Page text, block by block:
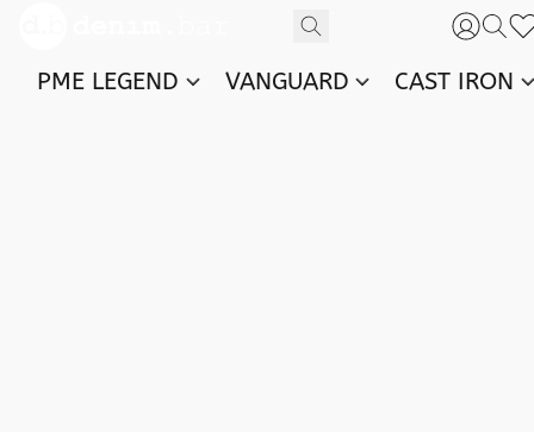
PME LEGEND VANGUARD CAST IRON